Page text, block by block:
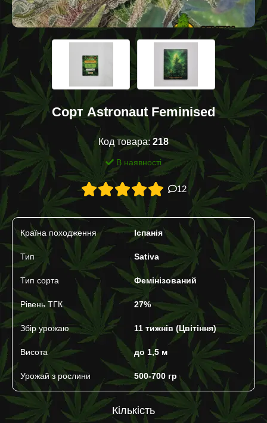
Сорт Astronaut Feminised
Код товара: 218
В наявності
12
Країна походження Іспанія
Тип Sativa
Тип сорта Фемінізований
Рівень ТГК 27%
Збір урожаю 11 тижнів (Цвітіння)
Висота до 1,5 м
Урожай з рослини 500-700 гр
Кількість